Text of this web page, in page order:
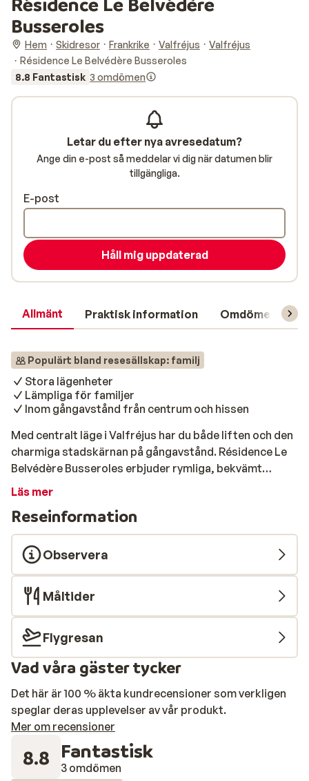
Busseroles
Hem Skidresor Frankrike Valfréjus
Valfréjus
Résidence Le Belvédère Busseroles
8.8 Fantastisk 3 omdömen
Allmänt Praktisk information Omdömen
Populärt bland resesällskap: familj
Stora lägenheter
Lämpliga för familjer
Inom gångavstånd från centrum och hissen
Med centralt läge i Valfréjus har du både liften och den
charmiga stadskärnan på gångavstånd. Résidence Le
Belvédère Busseroles erbjuder rymliga, bekvämt
inredda lägenheter – en perfekt bas för
god middag och spela spel i din egen lägenhet, eller ta
en kort promenad för att uppleva byns mysiga
restauranger och livliga atmosfär. Här får du både
närhet, komfort och den rätta alpstämningen!
Läs mer
Reseinformation
Observera
Måltider
Flygresan
Vad våra gäster tycker
Det här är 100 % äkta kundrecensioner som verkligen
speglar deras upplevelser av vår produkt.
Mer om recensioner
8.8 Fantastisk
3 omdömen
Letar du efter nya avresedatum?
Ange din e-post så meddelar vi dig när datumen blir
tillgängliga.
E-post
Håll mig uppdaterad